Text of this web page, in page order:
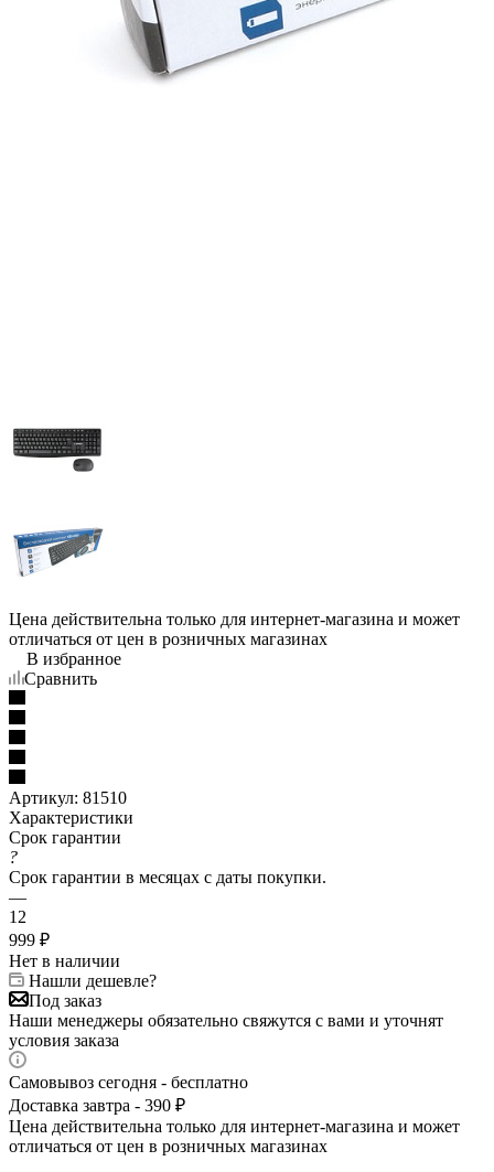
Цена действительна только для интернет-магазина и может
отличаться от цен в розничных магазинах
В избранное
Сравнить
Артикул: 81510
Характеристики
Срок гарантии
?
Срок гарантии в месяцах с даты покупки.
—
12
999 ₽
Нет в наличии
Нашли дешевле?
Под заказ
Наши менеджеры обязательно свяжутся с вами и уточнят
условия заказа
Самовывоз сегодня - бесплатно
Доставка завтра - 390 ₽
Цена действительна только для интернет-магазина и может
отличаться от цен в розничных магазинах